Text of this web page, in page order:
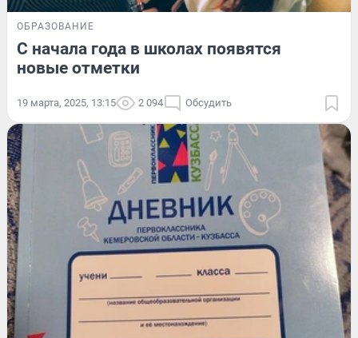
ОБРАЗОВАНИЕ
С начала года в школах появятся
новые отметки
19 марта, 2025, 13:15 2 094 Обсудить